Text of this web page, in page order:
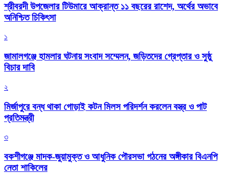
শ্রীবরদী উপজেলার টিউমারে আক্রান্ত ১১ বছরের রাশেদ, অর্থের অভাবে
অনিশ্চিত চিকিৎসা
১
জামালগঞ্জে হামলার ঘটনায় সংবাদ সম্মেলন, জড়িতদের গ্রেপ্তার ও সুষ্ঠু
বিচার দাবি
২
মির্জাপুরে বন্ধ থাকা গোড়াই কটন মিলস পরিদর্শন করলেন বস্ত্র ও পাট
প্রতিমন্ত্রী
৩
বকশীগঞ্জে মাদক-জুয়ামুক্ত ও আধুনিক পৌরসভা গঠনের অঙ্গীকার বিএনপি
নেতা শাকিলের